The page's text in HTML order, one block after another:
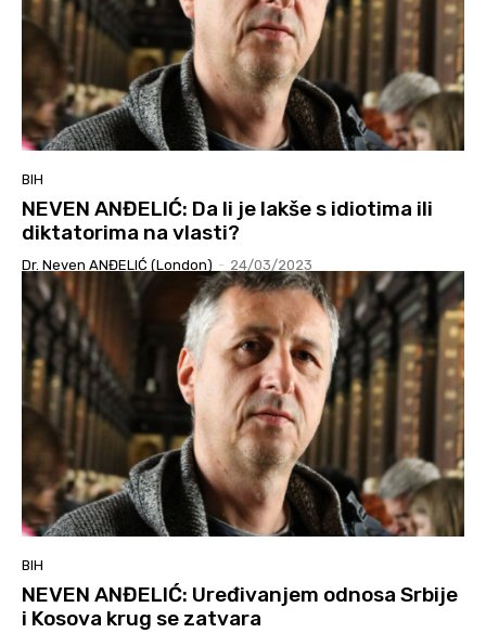
BIH
NEVEN ANĐELIĆ: Da li je lakše s idiotima ili
diktatorima na vlasti?
Dr. Neven ANĐELIĆ (London) - 24/03/2023
BIH
NEVEN ANĐELIĆ: Uređivanjem odnosa Srbije
i Kosova krug se zatvara